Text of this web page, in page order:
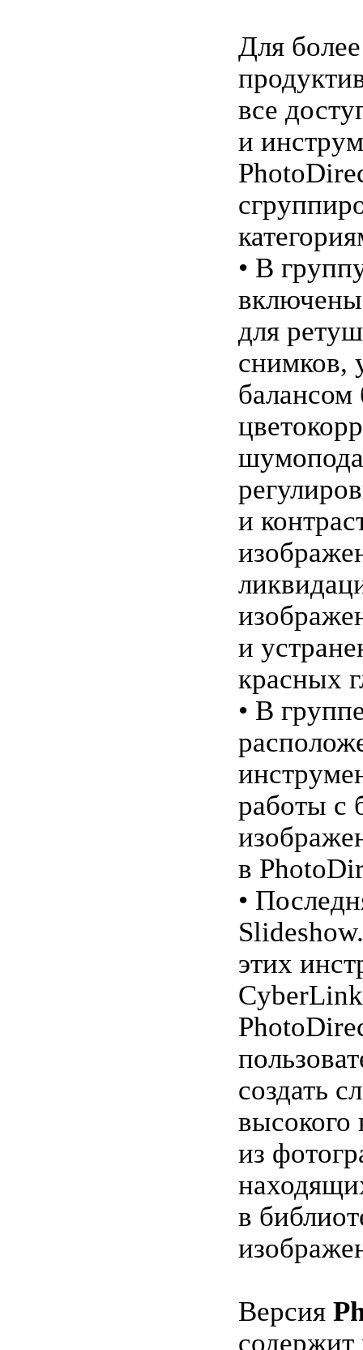
Для более
все
и
• В
для
снимков,
балансом
и
и
красных
• В
работы с
в
•
этих
CyberLink
создать
высокого
из
в
Версия
содержит